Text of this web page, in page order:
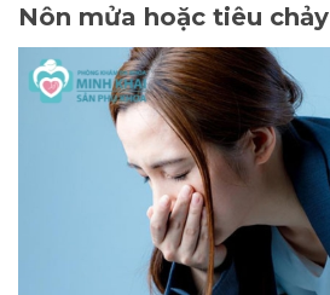
Nôn mửa hoặc tiêu chảy